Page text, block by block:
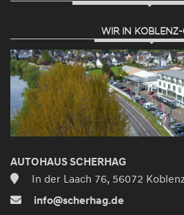
WIR IN KOBLENZ-
AUTOHAUS SCHERHAG
In der Laach 76, 56072
info@scherhag.de